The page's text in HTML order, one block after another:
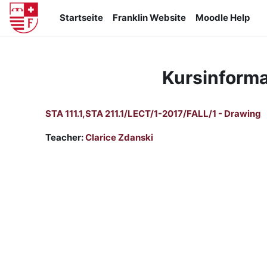
Zum Hauptinhalt
Startseite
Franklin Website Moodle Help
STA 111.1,STA 211.1/LECT/1-2017/FALL/1 - Drawing
Teacher:Clarice Zdanski